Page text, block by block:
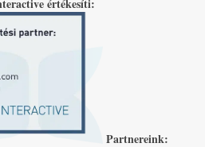
értékesíti:
Partnereink: